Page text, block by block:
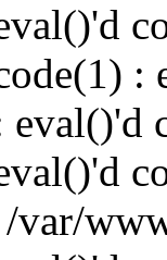
:
eval()'d
var/